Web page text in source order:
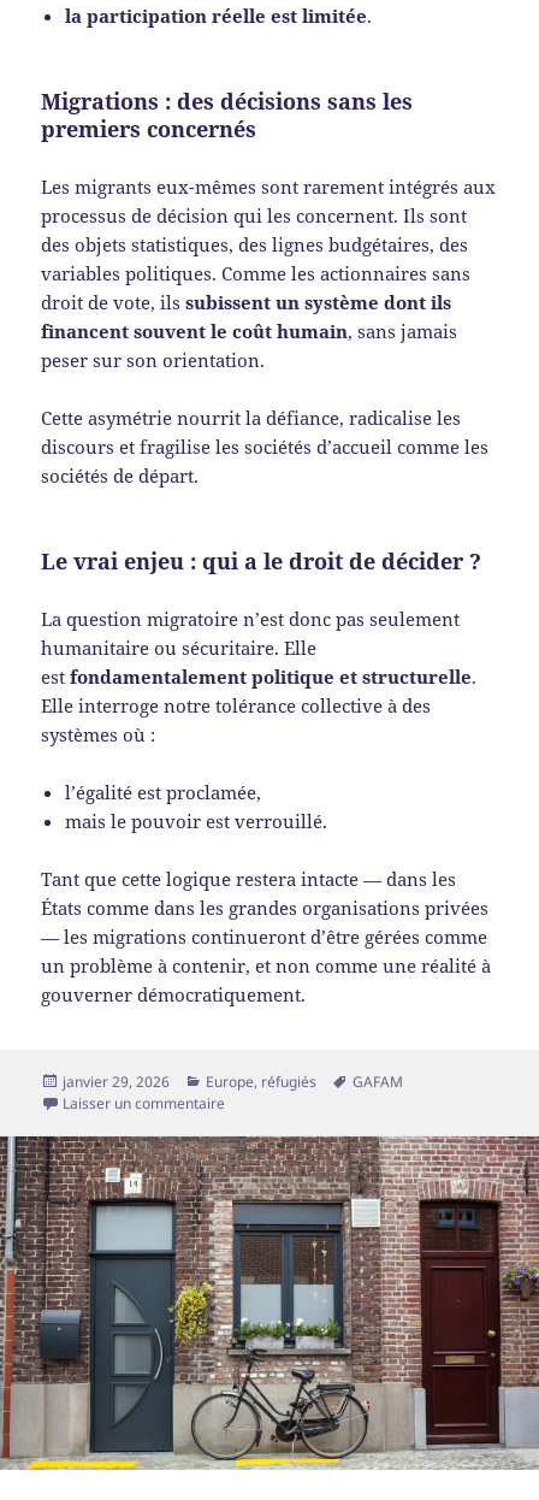
la participation réelle est limitée.
Migrations : des décisions sans les
premiers concernés
Les migrants eux-mêmes sont rarement intégrés aux
processus de décision qui les concernent. Ils sont
des objets statistiques, des lignes budgétaires, des
variables politiques. Comme les actionnaires sans
droit de vote, ilssubissent un système dont ils
financent souvent le coût humain, sans jamais
peser sur son orientation.
Cette asymétrie nourrit la défiance, radicalise les
discours et fragilise les sociétés d’accueil comme les
sociétés de départ.
Le vrai enjeu : qui a le droit de décider ?
La question migratoire n’est donc pas seulement
humanitaire ou sécuritaire. Elle
estfondamentalement politique et structurelle.
Elle interroge notre tolérance collective à des
systèmes où :
l’égalité est proclamée,
mais le pouvoir est verrouillé.
Tant que cette logique restera intacte — dans les
États comme dans les grandes organisations privées
— les migrations continueront d’être gérées comme
un problème à contenir, et non comme une réalité à
gouverner démocratiquement.
Publié
le
janvier 29, 2026 Catégories
Europe, réfugiés
Mots-
GAFAM
Laisser un commentaire